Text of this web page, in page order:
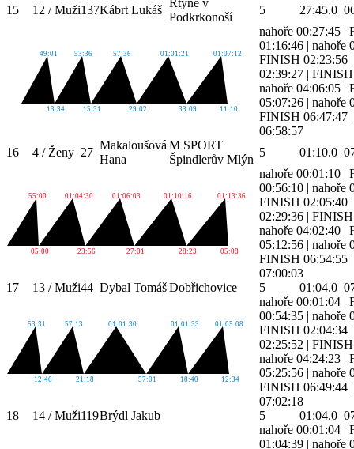
15
12 / Muži137Kábrt Lukáš
Podkrkonoší
5 27:45.0
49:01
13:34
53:36
15:31
57:36
29:02
01:01:21
33:09
01:07:12
11:10
nahoře 00:27:45 |
01:16:46 | nahoře
FINISH 02:23:56
02:39:27 | FINISH
nahoře 04:06:05 |
05:07:26 | nahoře
FINISH 06:47:47
06:58:57
16
4 / Ženy 27
Makaloušová
Hana
M SPORT
Špindlerův Mlýn
5 01:10.0
55:00
05:00
01:04:30
23:56
01:06:03
27:01
01:10:16
28:23
01:13:36
05:08
nahoře 00:01:10 |
00:56:10 | nahoře
FINISH 02:05:40
02:29:36 | FINISH
nahoře 04:02:40 |
05:12:56 | nahoře
FINISH 06:54:55
07:00:03
17
13 / Muži44 Dybal TomášDobřichovice 5 01:04.0
53:31
12:46
57:13
21:18
01:01:30
57:01
01:01:33
18:40
01:05:08
12:34
nahoře 00:01:04 |
00:54:35 | nahoře
FINISH 02:04:34
02:25:52 | FINISH
nahoře 04:24:23 |
05:25:56 | nahoře
FINISH 06:49:44
07:02:18
18
14 / Muži119Brýdl Jakub 5 01:04.0
nahoře 00:01:04 |
01:04:39 | nahoře